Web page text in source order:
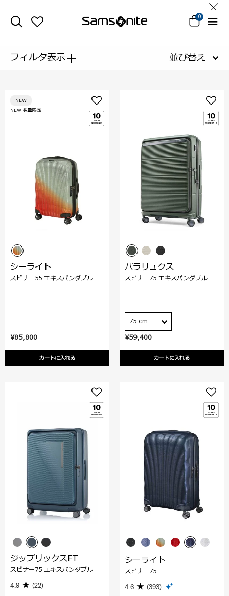
0
フィルタ表示+ 並び替え
¥85,800
カートに入れる
NEW 数量限定
NEW
シーライト
スピナー55 エキスパンダブル
¥59,400
カートに入れる
パラリュクス
スピナー75 エキスパンダブル
75 cm
ジップリックスFT
スピナー75 エキスパンダブル
4.9 (22)
シーライト
スピナー75
4.6 (393)